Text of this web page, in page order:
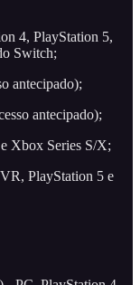
4, PlayStation 5,
Switch;
antecipado);
antecipado);
Xbox Series S/X;
PlayStation 5 e